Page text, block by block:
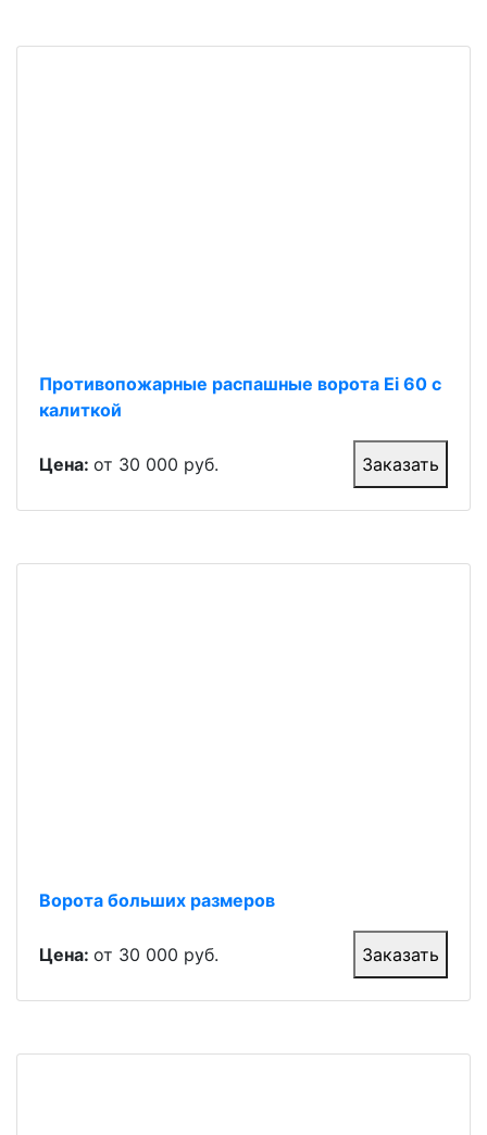
Противопожарные распашные ворота Ei 60 с
калиткой
Цена: от 30 000 руб. Заказать
Ворота больших размеров
Цена: от 30 000 руб. Заказать